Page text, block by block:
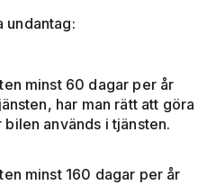
undantag:
minst 60 dagar per år
har man rätt att göra
används i tjänsten.
minst 160 dagar per år